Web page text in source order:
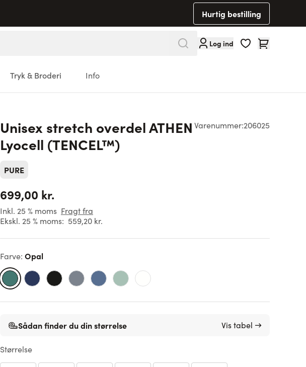
Hurtig bestilling
Log ind Cart
Tryk & Broderi Info
Varenummer:206025
Unisex stretch overdel ATHEN
Lyocell (TENCEL™)
PURE
699,00 kr.
Inkl. 25 % moms Fragt fra
Ekskl. 25 % moms: 559,20 kr.
Farve: Opal
Sådan finder du din størrelse Vis tabel →
Størrelse